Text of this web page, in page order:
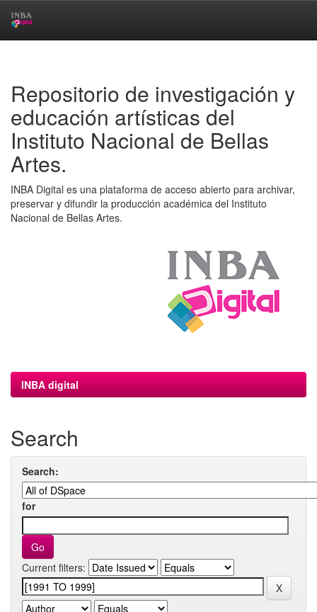
Repositorio de investigación y
educación artísticas del
Instituto Nacional de Bellas
Artes.
INBA Digital es una plataforma de acceso abierto para archivar,
preservar y difundir la producción académica del Instituto
Nacional de Bellas Artes.
INBA digital
Search
Search:
for
Current filters: